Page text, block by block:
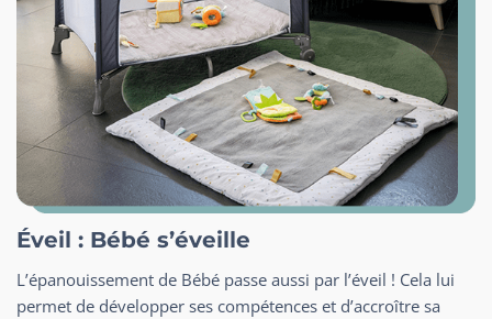
Éveil : Bébé s’éveille
L’épanouissement de Bébé passe aussi par l’éveil ! Cela lui
permet de développer ses compétences et d’accroître sa